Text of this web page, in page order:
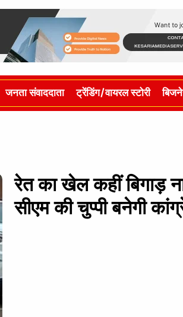
जनता संवाददाता ट्रेंडिंग/वायरल स्टोरी
रेत का खेल कहीं बिगाड़
सीएम की चुप्पी बनेगी